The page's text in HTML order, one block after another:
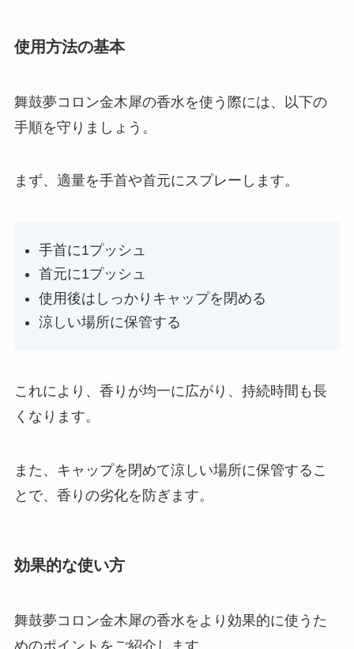
使用方法の基本
舞鼓夢コロン金木犀の香水を使う際には、以下の
手順を守りましょう。
まず、適量を手首や首元にスプレーします。
手首に1プッシュ
首元に1プッシュ
使用後はしっかりキャップを閉める
涼しい場所に保管する
これにより、香りが均一に広がり、持続時間も長
くなります。
また、キャップを閉めて涼しい場所に保管するこ
とで、香りの劣化を防ぎます。
効果的な使い方
舞鼓夢コロン金木犀の香水をより効果的に使うた
めのポイントをご紹介します。